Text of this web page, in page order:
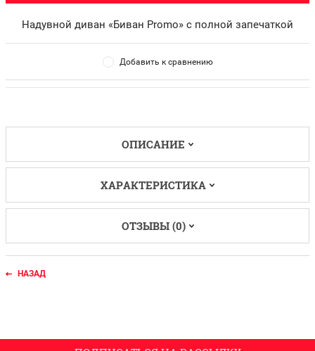
Надувной диван «Биван Promo» с полной запечаткой
Добавить к сравнению
ОПИСАНИЕ
ХАРАКТЕРИСТИКА
ОТЗЫВЫ (0)
НАЗАД